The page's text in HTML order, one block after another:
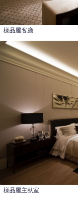
樣品屋客廳
樣品屋主臥室